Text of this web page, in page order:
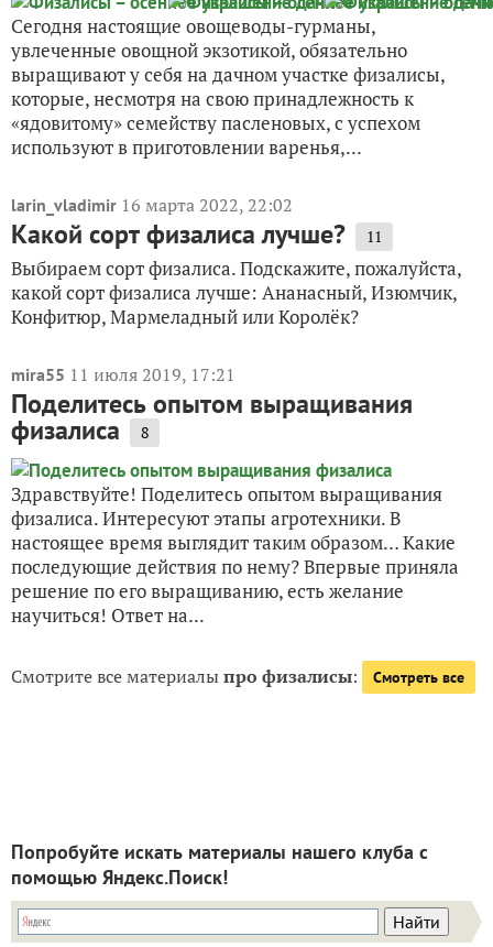
Сегодня настоящие овощеводы-гурманы,
увлеченные овощной экзотикой, обязательно
выращивают у себя на дачном участке физалисы,
которые, несмотря на свою принадлежность к
«ядовитому» семейству пасленовых, с успехом
используют в приготовлении варенья,...
larin_vladimir 16 марта 2022, 22:02
Какой сорт физалиса лучше? 11
Выбираем сорт физалиса. Подскажите, пожалуйста,
какой сорт физалиса лучше: Ананасный, Изюмчик,
Конфитюр, Мармеладный или Королёк?
mira55 11 июля 2019, 17:21
Поделитесь опытом выращивания
физалиса 8
Здравствуйте! Поделитесь опытом выращивания
физалиса. Интересуют этапы агротехники. В
настоящее время выглядит таким образом… Какие
последующие действия по нему? Впервые приняла
решение по его выращиванию, есть желание
научиться! Ответ на...
Смотрите все материалыпро физалисы: Смотреть все
Попробуйте искать материалы нашего клуба с
помощью Яндекс.Поиск!